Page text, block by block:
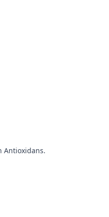
Antioxidans.